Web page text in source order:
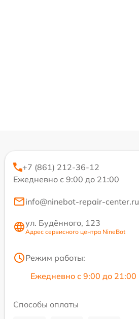
+7 (861) 212-36-12
Ежедневно с 9:00 до 21:00
info@ninebot-repair-center.ru
ул. Будённого, 123
Адрес сервисного центра NineBot
Режим работы:
Ежедневно с 9:00 до 21:00
Способы оплаты